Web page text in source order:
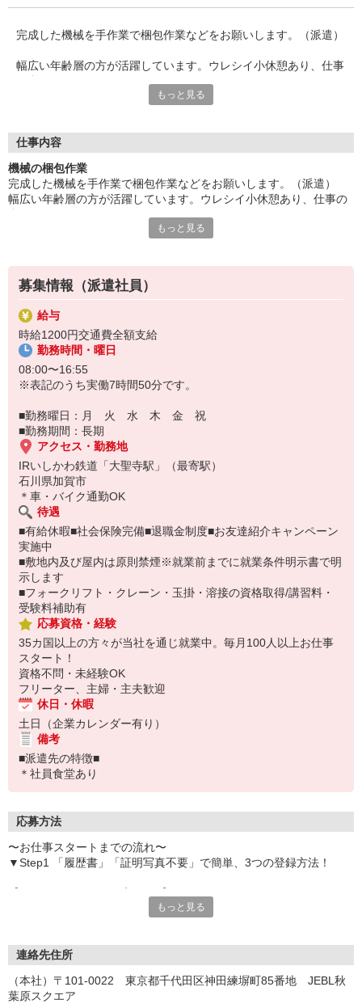
完成した機械を手作業で梱包作業などをお願いします。（派遣）
幅広い年齢層の方が活躍しています。ウレシイ小休憩あり、仕事
車・バイク・自転車通勤OK、駐車場あり！社員食堂あり。ご応
（当社規定あり）
『テクノ・サービス』は、派遣業界大手スタッフサービスグルー
プです。
全国にあるお仕事の中から、一人ひとりのスキルや希望条件に応
じたお仕事をご案内します。
安全管理体制も万全ですので安心してご就業いただけます。
登録方法は、【オンライン】【電話】【登録会来場】の3つから
選べます♪
★★履歴書・証明写真は不要！★★
また、ご登録済の方はお仕事の紹介がスムーズです。
ご応募お待ちしています。
もっと見る
仕事内容
機械の梱包作業
完成した機械を手作業で梱包作業などをお願いします。（派遣）
幅広い年齢層の方が活躍しています。ウレシイ小休憩あり、仕事の
車・バイク・自転車通勤OK、駐車場あり！社員食堂あり。ご応募お
もっと見る
募集情報（派遣社員）
給与
時給1200円交通費全額支給
勤務時間・曜日
08:00〜16:55
※表記のうち実働7時間50分です。
■勤務曜日：月 火 水 木 金 祝
■勤務期間：長期
アクセス・勤務地
IRいしかわ鉄道「大聖寺駅」（最寄駅）
石川県加賀市
＊車・バイク通勤OK
待遇
■有給休暇■社会保険完備■退職金制度■お友達紹介キャンペーン
実施中
■敷地内及び屋内は原則禁煙※就業前までに就業条件明示書で明
示します
■フォークリフト・クレーン・玉掛・溶接の資格取得/講習料・
受験料補助有
応募資格・経験
35カ国以上の方々が当社を通じ就業中。毎月100人以上お仕事
スタート！
資格不問・未経験OK
フリーター、主婦・主夫歓迎
休日・休暇
土日（企業カレンダー有り）
備考
■派遣先の特徴■
＊社員食堂あり
応募方法
〜お仕事スタートまでの流れ〜
▼Step1 「履歴書」「証明写真不要」で簡単、3つの登録方法！
いつでも好きな時間に登録OK
受付時間/平日9:00〜19:00
【来場登録（目安1時間30分）】
もっと見る
連絡先住所
（本社）〒101-0022 東京都千代田区神田練塀町85番地 JEBL秋
葉原スクエア